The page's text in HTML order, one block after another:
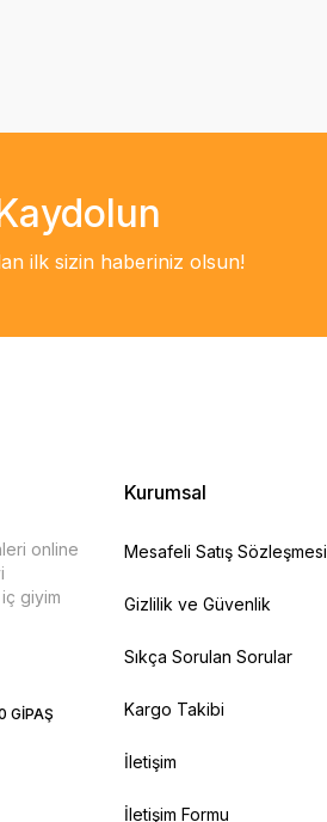
ilk sizin haberiniz olsun!
online
giyim
GİPAŞ
Kurumsal
Mesafeli Satış Sözleşmesi
Gizlilik ve Güvenlik
Sıkça Sorulan Sorular
Kargo Takibi
İletişim
İletişim Formu